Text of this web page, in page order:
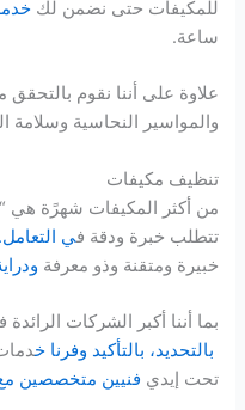
للمكيفات حتى نضمن لك
ساعة.
علاوة على أننا نقوم
والمواسير النحاسية وسلامة
تنظيف مكيفات
من أكثر المكيفات شهرًة هي “
تتطلب خبرة ودقة في
خبيرة ومتقنة وذو معرفة
بما أننا أكبر الشركات
بالتحديد، بالتأكيد وفرنا خ
تحت إيدي فنيين متخصصين